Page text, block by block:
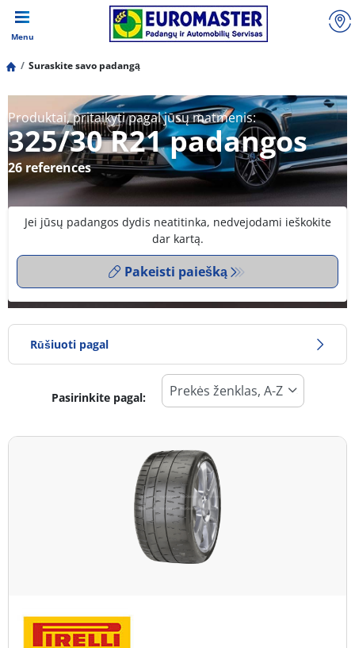
Menu
Suraskite savo padangą
Produktai, pritaikyti pagal jūsų matmenis:
325/30 R21 padangos
26 references
Jei jūsų padangos dydis neatitinka, nedvejodami ieškokite
dar kartą.
Pakeisti paiešką
Rūšiuoti pagal
Padangos tipas
Visi tipai (26)
Visi sezonai (0)
Lengvasis automobilis (25)
Pasirinkite pagal: